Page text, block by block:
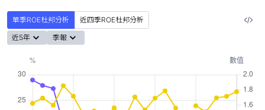
單季ROE杜邦分析
近四季ROE杜邦分析
近5年
季報